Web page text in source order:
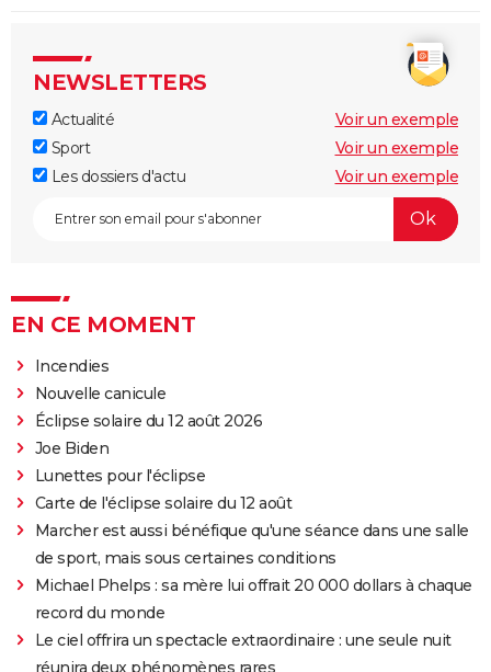
NEWSLETTERS
Actualité
Voir un exemple
Sport
Voir un exemple
Les dossiers d'actu
Voir un exemple
EN CE MOMENT
Incendies
Nouvelle canicule
Éclipse solaire du 12 août 2026
Joe Biden
Lunettes pour l'éclipse
Carte de l'éclipse solaire du 12 août
Marcher est aussi bénéfique qu'une séance dans une salle
de sport, mais sous certaines conditions
Michael Phelps : sa mère lui offrait 20 000 dollars à chaque
record du monde
Le ciel offrira un spectacle extraordinaire : une seule nuit
réunira deux phénomènes rares